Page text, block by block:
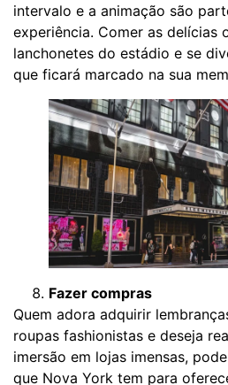
intervalo e a animação são
experiência. Comer as delícias
lanchonetes do estádio e se
que ficará marcado na sua
Fazer compras
Quem adora adquirir
roupas fashionistas e deseja
imersão em lojas imensas,
que Nova York tem para